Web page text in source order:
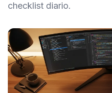
checklist diario.